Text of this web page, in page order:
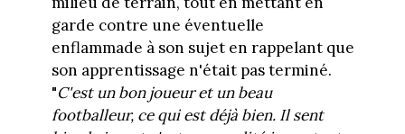
garde contre une éventuelle
enflammade à son sujet en rappelant que
son apprentissage n'était pas terminé.
"C'est un bon joueur et un beau
footballeur, ce qui est déjà bien. Il sent